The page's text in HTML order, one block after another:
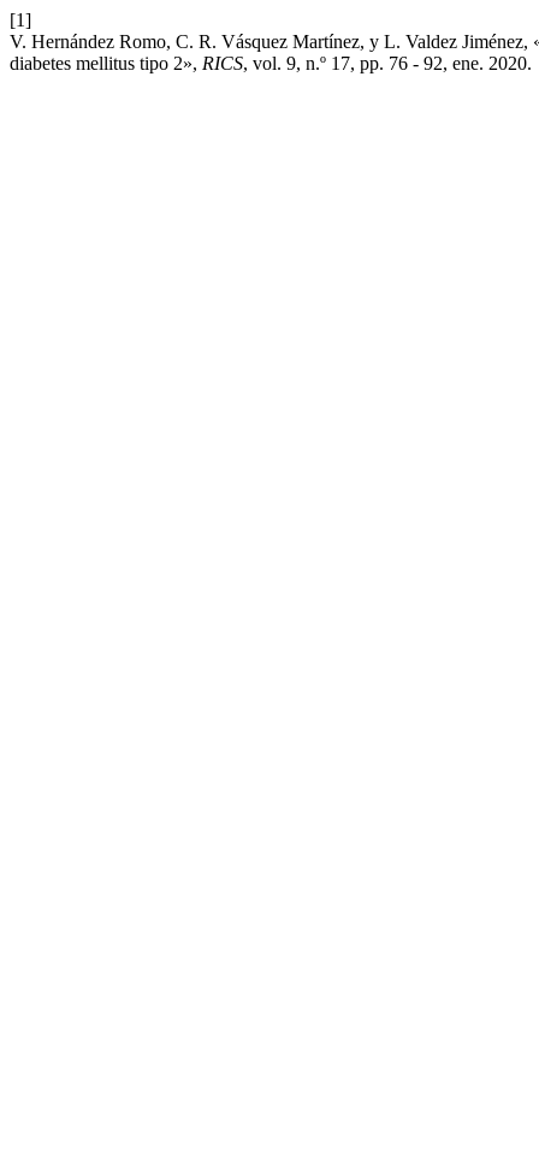
[1]
V. Hernández Romo, C. R. Vásquez Martínez, y L. Valdez Jiménez,
diabetes mellitus tipo 2», RICS, vol. 9, n.º 17, pp. 76 - 92, ene. 2020.